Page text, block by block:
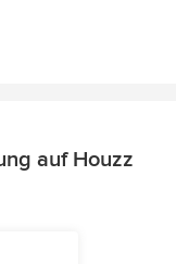
auf Houzz